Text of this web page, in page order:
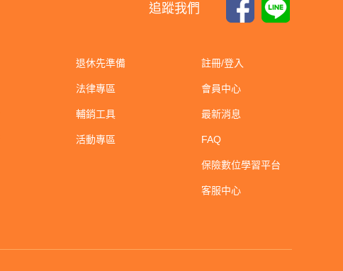
追蹤我們
退休先準備
法律專區
輔銷工具
活動專區
註冊/登入
會員中心
最新消息
FAQ
保險數位學習平台
客服中心